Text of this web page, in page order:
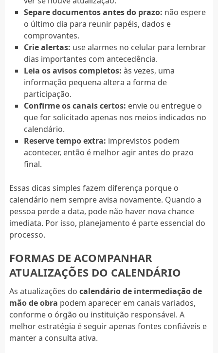
Separe documentos antes do prazo: não espere
o último dia para reunir papéis, dados e
comprovantes.
Crie alertas: use alarmes no celular para lembrar
dias importantes com antecedência.
Leia os avisos completos: às vezes, uma
informação pequena altera a forma de
participação.
Confirme os canais certos: envie ou entregue o
que for solicitado apenas nos meios indicados no
calendário.
Reserve tempo extra: imprevistos podem
acontecer, então é melhor agir antes do prazo
final.
Essas dicas simples fazem diferença porque o
calendário nem sempre avisa novamente. Quando a
pessoa perde a data, pode não haver nova chance
imediata. Por isso, planejamento é parte essencial do
processo.
FORMAS DE ACOMPANHAR
ATUALIZAÇÕES DO CALENDÁRIO
As atualizações do calendário de intermediação de
mão de obra podem aparecer em canais variados,
conforme o órgão ou instituição responsável. A
melhor estratégia é seguir apenas fontes confiáveis e
manter a consulta ativa.